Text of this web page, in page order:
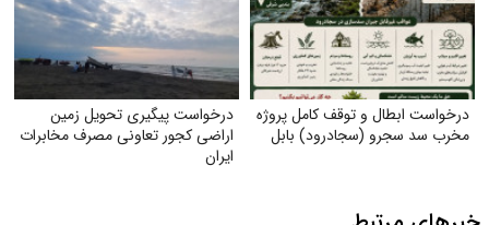
درخواست ابطال و توقف کامل پروژه
مخرب سد سجرو (سجادرود) بابل
درخواست پیگیری تحویل زمین
اراضی کجور تعاونی مصرف مخابرات
ایران